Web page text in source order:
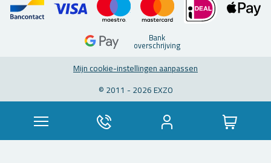
Bank
over­schrij­ving
Mijn coo­kie-in­stel­lin­gen aan­pas­sen
© 2011 - 2026 EXZO